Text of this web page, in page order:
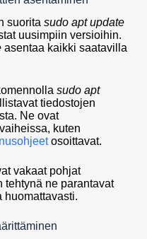
suorita sudo apt update
uusimpiin versioihin.
asentaa kaikki saatavilla
sudo apt
tiedostojen
Ne ovat
kuten
osoittavat.
vakaat pohjat
tehtynä ne parantavat
huomattavasti.